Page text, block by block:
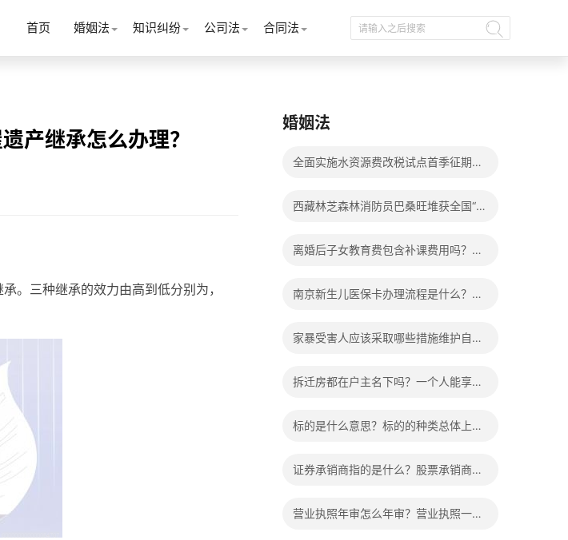
首页 婚姻法 知识纠纷 公司法 合同法
产继承怎么办理？
。三种继承的效力由高到低分别为，
婚姻法
全面实施水资源费改税试点首季征期整
西藏林芝森林消防员巴桑旺堆获全国“火
离婚后子女教育费包含补课费用吗？离
南京新生儿医保卡办理流程是什么？办
家暴受害人应该采取哪些措施维护自己
拆迁房都在户主名下吗？一个人能享受
标的是什么意思？标的的种类总体上包
证券承销商指的是什么？股票承销商职
营业执照年审怎么年审？营业执照一般